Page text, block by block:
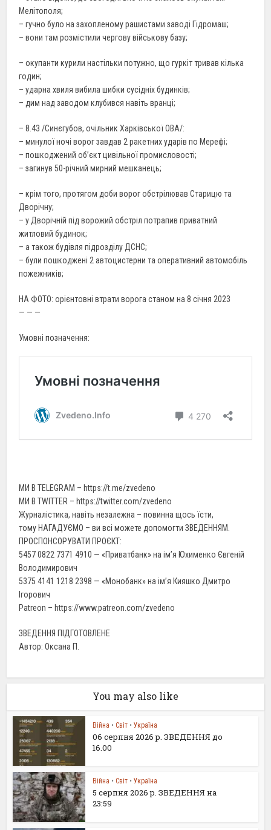
Мелітополя;
– гучно було на захопленому рашистами заводі Гідромаш;
– вони там розмістили чергову військову базу;
– окупанти курили настільки потужно, що гуркіт тривав кілька
годин;
– ударна хвиля вибила шибки сусідніх будинків;
– дим над заводом клубився навіть вранці;
– 8.43 /Синєгубов, очільник Харківської ОВА/:
– минулої ночі ворог завдав 2 ракетних ударів по Мерефі;
– пошкоджений об’єкт цивільної промисловості;
– загинув 50-річний мирний мешканець;
– крім того, протягом доби ворог обстрілював Старицю та
Дворічну;
– у Дворічній під ворожий обстріл потрапив приватний
житловий будинок;
– а також будівля підрозділу ДСНС;
– були пошкоджені 2 автоцистерни та оперативний автомобіль
пожежників;
НА ФОТО: орієнтовні втрати ворога станом на 8 січня 2023
— — —
Умовні позначення:
МИ В TELEGRAM – https://t.me/zvedeno
МИ В TWITTER – https://twitter.com/zvedeno
Журналістика, навіть незалежна – повинна щось їсти,
тому НАГАДУЄМО – ви всі можете допомогти ЗВЕДЕННЯМ.
ПРОСПОНСОРУВАТИ ПРОЄКТ:
5457 0822 7371 4910 — «Приватбанк» на ім’я Юхименко Євгеній
Володимирович
5375 4141 1218 2398 — «Монобанк» на ім’я Кияшко Дмитро
Ігорович
Patreon – https://www.patreon.com/zvedeno
ЗВЕДЕННЯ ПІДГОТОВЛЕНЕ
Автор: Оксана П.
You may also like
Війна • Світ • Україна
06 серпня 2026 р. ЗВЕДЕННЯ до
16.00
Війна • Світ • Україна
5 серпня 2026 р. ЗВЕДЕННЯ на
23:59